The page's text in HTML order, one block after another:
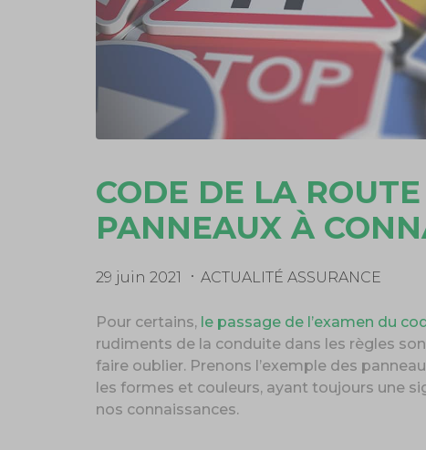
CODE DE LA
PANNEAUX À
29 juin 2021 ACTUALITÉ ASSURANCE
Pour certains, le passage de l’examen du
rudiments de la conduite dans les règles
faire oublier. Prenons l’exemple des
les formes et couleurs, ayant toujours une
nos connaissances.